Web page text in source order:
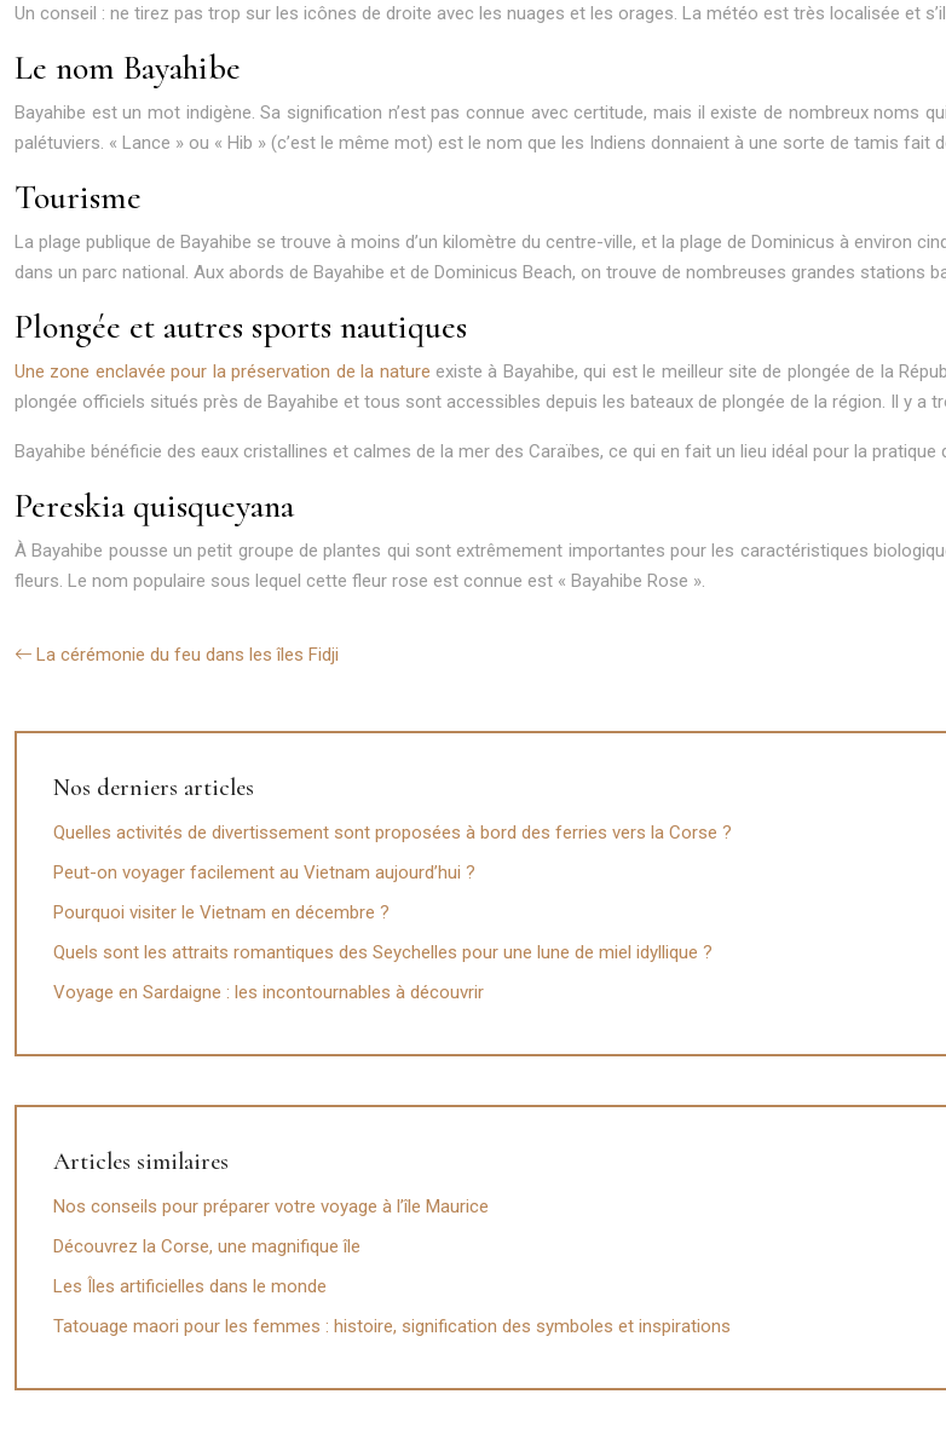
Un conseil : ne tirez pas trop sur les icônes de droite avec les nuages et les orages. La météo est très localisée et
Le nom Bayahibe
Bayahibe est un mot indigène. Sa signification n’est pas connue avec certitude, mais il existe de nombreux
palétuviers. « Lance » ou « Hib » (c’est le même mot) est le nom que les Indiens donnaient à une sorte de tamis
Tourisme
La plage publique de Bayahibe se trouve à moins d’un kilomètre du centre-ville, et la plage de Dominicus à environ
dans un parc national. Aux abords de Bayahibe et de Dominicus Beach, on trouve de nombreuses grandes stations
Plongée et autres sports nautiques
Une zone enclavée pour la préservation de la nature existe à Bayahibe, qui est le meilleur site de plongée de la
plongée officiels situés près de Bayahibe et tous sont accessibles depuis les bateaux de plongée de la région. Il y a
Bayahibe bénéficie des eaux cristallines et calmes de la mer des Caraïbes, ce qui en fait un lieu idéal pour la
Pereskia quisqueyana
À Bayahibe pousse un petit groupe de plantes qui sont extrêmement importantes pour les caractéristiques
fleurs. Le nom populaire sous lequel cette fleur rose est connue est « Bayahibe Rose ».
La cérémonie du feu dans les îles Fidji
Nos derniers articles
Quelles activités de divertissement sont proposées à bord des ferries vers la Corse ?
Peut-on voyager facilement au Vietnam aujourd’hui ?
Pourquoi visiter le Vietnam en décembre ?
Quels sont les attraits romantiques des Seychelles pour une lune de miel idyllique ?
Voyage en Sardaigne : les incontournables à découvrir
Articles similaires
Nos conseils pour préparer votre voyage à l’île Maurice
Découvrez la Corse, une magnifique île
Les Îles artificielles dans le monde
Tatouage maori pour les femmes : histoire, signification des symboles et inspirations